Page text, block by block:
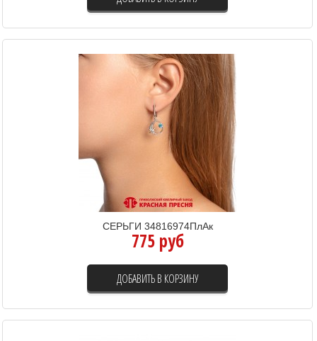
СЕРЬГИ 34816974ПлАк
775 руб
ДОБАВИТЬ В КОРЗИНУ